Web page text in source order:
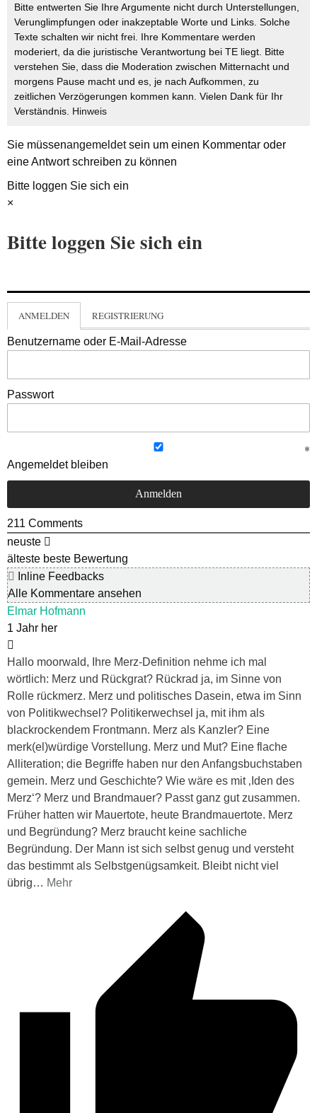
Bitte entwerten Sie Ihre Argumente nicht durch Unterstellungen,
Verunglimpfungen oder inakzeptable Worte und Links. Solche
Texte schalten wir nicht frei. Ihre Kommentare werden
moderiert, da die juristische Verantwortung bei TE liegt. Bitte
verstehen Sie, dass die Moderation zwischen Mitternacht und
morgens Pause macht und es, je nach Aufkommen, zu
zeitlichen Verzögerungen kommen kann. Vielen Dank für Ihr
Verständnis. Hinweis
Sie müssenangemeldetsein um einen Kommentar oder
eine Antwort schreiben zu können
Bitte loggen Sie sich ein
×
Bitte loggen Sie sich ein
ANMELDEN REGISTRIERUNG
Benutzername oder E-Mail-Adresse
Passwort
Angemeldet bleiben
211 Comments
neuste
älteste beste Bewertung
Inline Feedbacks
Alle Kommentare ansehen
Elmar Hofmann
1 Jahr her
Hallo moorwald, Ihre Merz-Definition nehme ich mal
wörtlich: Merz und Rückgrat? Rückrad ja, im Sinne von
Rolle rückmerz. Merz und politisches Dasein, etwa im Sinn
von Politikwechsel? Politikerwechsel ja, mit ihm als
blackrockendem Frontmann. Merz als Kanzler? Eine
merk(el)würdige Vorstellung. Merz und Mut? Eine flache
Alliteration; die Begriffe haben nur den Anfangsbuchstaben
gemein. Merz und Geschichte? Wie wäre es mit ‚Iden des
Merz‘? Merz und Brandmauer? Passt ganz gut zusammen.
Früher hatten wir Mauertote, heute Brandmauertote. Merz
und Begründung? Merz braucht keine sachliche
Begründung. Der Mann ist sich selbst genug und versteht
das bestimmt als Selbstgenügsamkeit. Bleibt nicht viel
übrig… Mehr